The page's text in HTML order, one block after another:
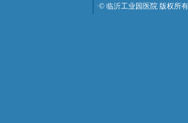
·© 临沂工业园医院 版权所